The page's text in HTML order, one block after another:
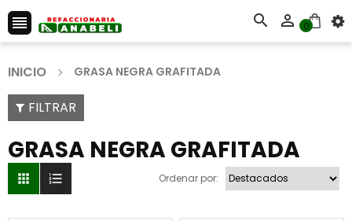
   0
INICIO GRASA NEGRA GRAFITADA
FILTRAR
GRASA NEGRA GRAFITADA
  Ordenar por: